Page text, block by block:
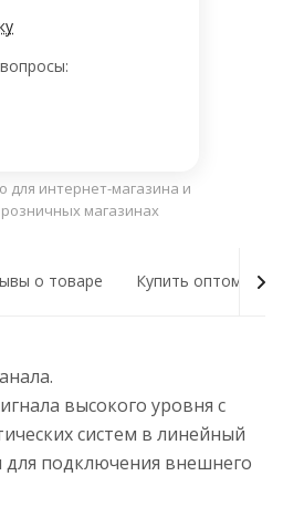
для интернет-магазина и
магазинах
о товаре Купить оптом
высокого уровня с
систем в линейный
для подключения внешнего